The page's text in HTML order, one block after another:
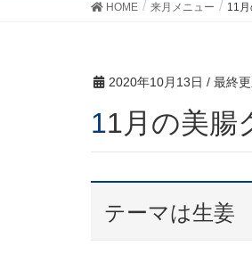
HOME 来月メニュー 11
2020年10月13日 / 最終
11月の美腸
テーマは生姜